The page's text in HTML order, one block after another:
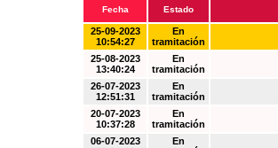
Fecha Estado
25-09-2023
10:54:27
En
tramitación
25-08-2023
13:40:24
En
tramitación
26-07-2023
12:51:31
En
tramitación
20-07-2023
10:37:28
En
tramitación
06-07-2023
En